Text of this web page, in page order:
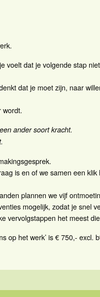
voelt dat je volgende stap
dat je moet zijn, naar
wordt.
ander soort kracht.
is en of we samen een
plannen we vijf
mogelijk, zodat je snel
vervolgstappen het meest
op het werk’ is € 750,- excl.